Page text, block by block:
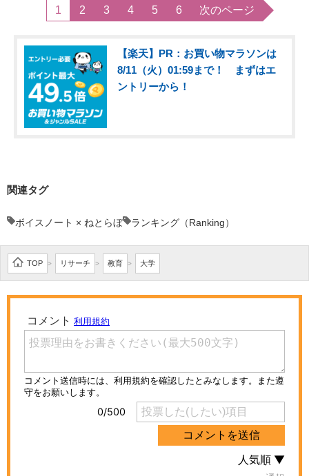
1 2 3 4 5 6 次のページ
【楽天】PR：お買い物マラソンは
8/11（火）01:59まで！ まずはエ
ントリーから！
関連タグ
ボイスノート × ねとらぼ ランキング（Ranking）
TOP > リサーチ > 教育 > 大学